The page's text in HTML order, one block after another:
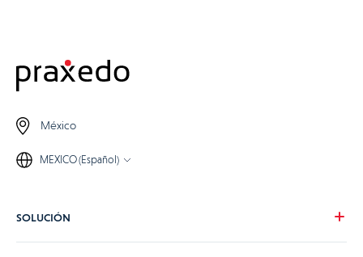
México
MEXICO (Español)
SOLUCIÓN